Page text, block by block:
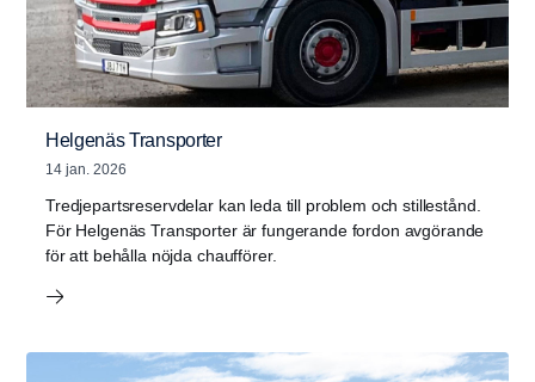
Helgenäs Transporter
14 jan. 2026
Tredjepartsreservdelar kan leda till problem och stillestånd.
För Helgenäs Transporter är fungerande fordon avgörande
för att behålla nöjda chaufförer.